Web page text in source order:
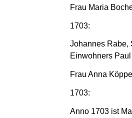
Frau Maria
1703:
Johannes Rabe,
Einwohners
Frau Anna
1703:
Anno 1703 ist